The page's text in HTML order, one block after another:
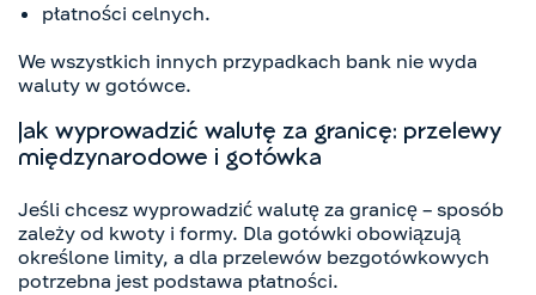
płatności celnych.
We wszystkich innych przypadkach bank nie wyda
waluty w gotówce.
Jak wyprowadzić walutę za granicę: przelewy
międzynarodowe i gotówka
Jeśli chcesz wyprowadzić walutę za granicę – sposób
zależy od kwoty i formy. Dla gotówki obowiązują
określone limity, a dla przelewów bezgotówkowych
potrzebna jest podstawa płatności.